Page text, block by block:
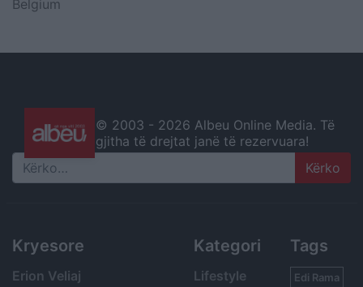
Belgium
© 2003 - 2026 Albeu Online Media. Të
gjitha të drejtat janë të rezervuara!
Search
Kryesore
Erion Veliaj
Kategori
Lifestyle
Tags
Edi Rama